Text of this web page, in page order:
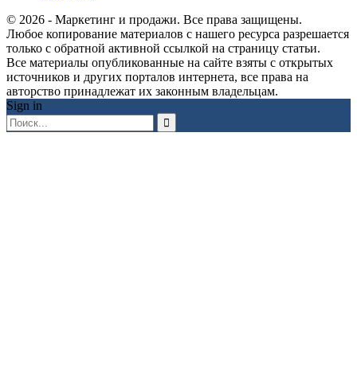
© 2026 - Маркетинг и продажи. Все права защищены.
Любое копирование материалов с нашего ресурса разрешается
только с обратной активной ссылкой на страницу статьи.
Все материалы опубликованные на сайте взяты с открытых
источников и других порталов интернета, все права на
авторство принадлежат их законным владельцам.
Sign in